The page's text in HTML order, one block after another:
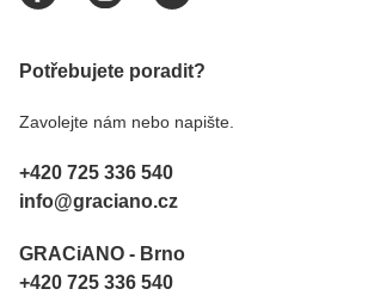
Potřebujete poradit?
Zavolejte nám nebo napište.
+420 725 336 540
info@graciano.cz
GRACiANO - Brno
+420 725 336 540